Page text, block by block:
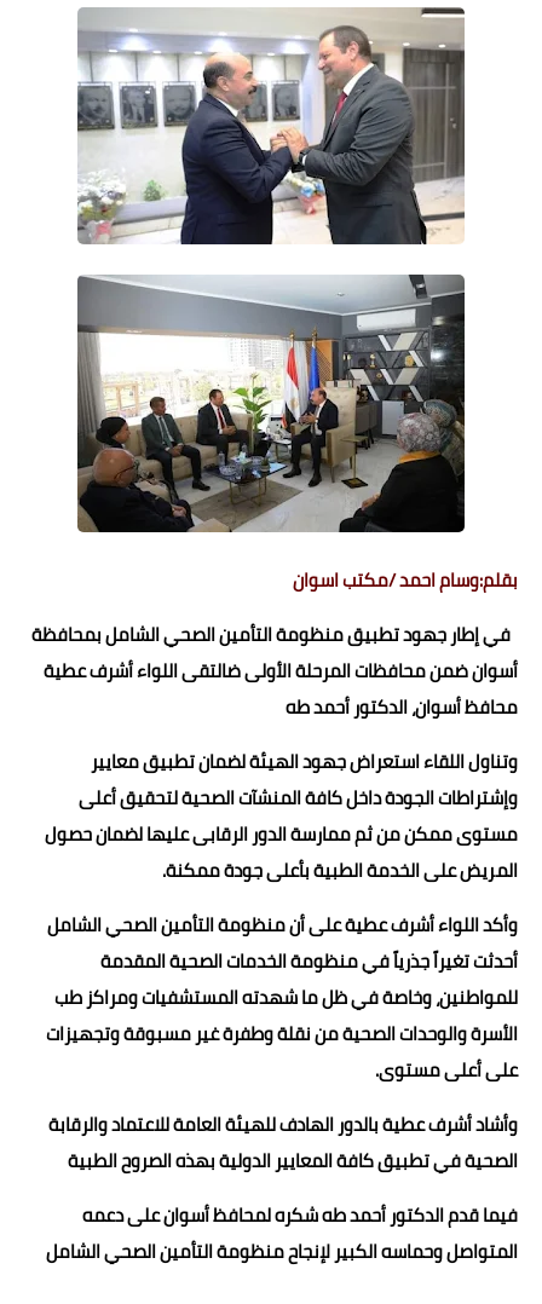
حوادث وقضايا
خدمات
الصحه والجمال
فن المطبخ
مقالات
بقلم:وسام احمد /مكتب اسوان
في إطار جهود تطبيق منظومة التأمين الصحي الشامل بمحافظة
أسوان ضمن محافظات المرحلة الأولى ضالتقى اللواء أشرف عطية
محافظ أسوان، الدكتور أحمد طه
وتناول اللقاء استعراض جهود الهيئة لضمان تطبيق معايير
وإشتراطات الجودة داخل كافة المنشآت الصحية لتحقيق أعلى
مستوى ممكن من ثم ممارسة الدور الرقابى عليها لضمان حصول
المريض على الخدمة الطبية بأعلى جودة ممكنة.
وأكد اللواء أشرف عطية على أن منظومة التأمين الصحي الشامل
أحدثت تغيراً جذرياً في منظومة الخدمات الصحية المقدمة
للمواطنين، وخاصة في ظل ما شهدته المستشفيات ومراكز طب
الأسرة والوحدات الصحية من نقلة وطفرة غير مسبوقة وتجهيزات
على أعلى مستوى.
وأشاد أشرف عطية بالدور الهادف للهيئة العامة للاعتماد والرقابة
الصحية في تطبيق كافة المعايير الدولية بهذه الصروح الطبية
فيما قدم الدكتور أحمد طه شكره لمحافظ أسوان على دعمه
المتواصل وحماسه الكبير لإنجاح منظومة التأمين الصحي الشامل